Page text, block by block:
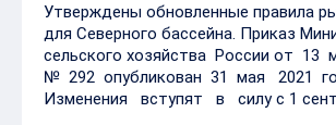
Утверждены обновленные правила
для Северного бассейна. Приказ
сельского хозяйства России от 13
№ 292 опубликован 31 мая 2021
Изменения вступят в силу с 1